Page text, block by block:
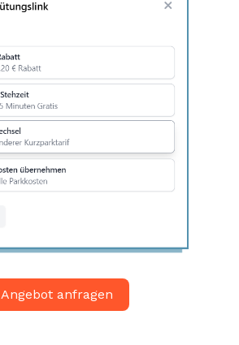
Angebot anfragen